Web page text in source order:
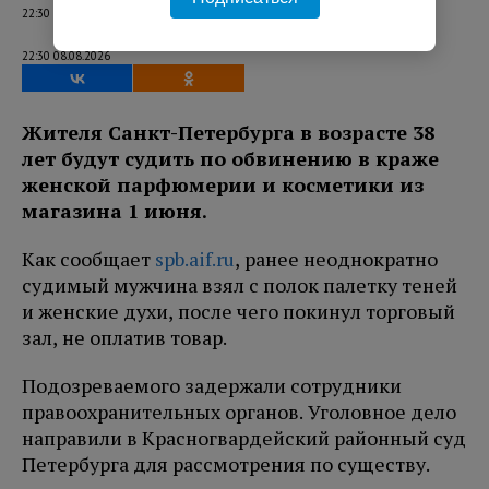
22:30 08.08.2026
22:30 08.08.2026
Жителя Санкт-Петербурга в возрасте 38
лет будут судить по обвинению в краже
женской парфюмерии и косметики из
магазина 1 июня.
Как сообщает spb.aif.ru, ранее неоднократно
судимый мужчина взял с полок палетку теней
и женские духи, после чего покинул торговый
зал, не оплатив товар.
Подозреваемого задержали сотрудники
правоохранительных органов. Уголовное дело
направили в Красногвардейский районный суд
Петербурга для рассмотрения по существу.